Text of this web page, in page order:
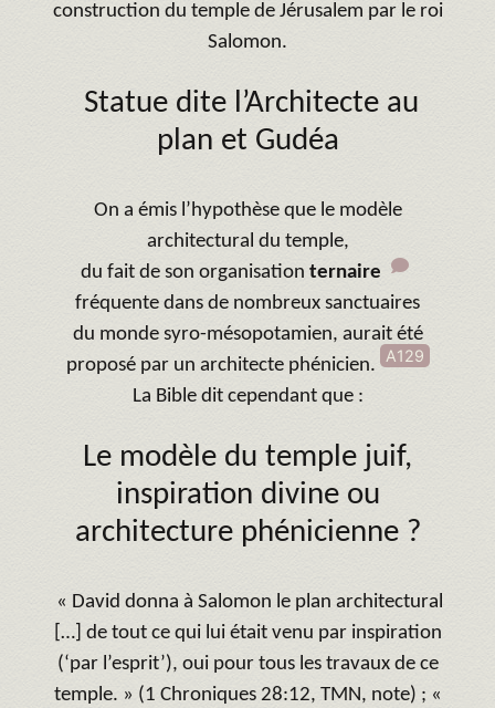
construction du temple de Jérusalem par le roi
Salomon.
Statue dite l’Architecte au
plan et Gudéa
On a émis l’hypothèse que le modèle
architectural du temple,
du fait de son organisation ternaire
fréquente dans de nombreux sanctuaires
du monde syro-mésopotamien, aurait été
proposé par un architecte phénicien.
A129
La Bible dit cependant que :
Le modèle du temple juif,
inspiration divine ou
architecture phénicienne ?
« David donna à Salomon le plan architectural
[…] de tout ce qui lui était venu par inspiration
(‘par l’esprit’), oui pour tous les travaux de ce
temple. » (1 Chroniques 28:12, TMN, note) ; «